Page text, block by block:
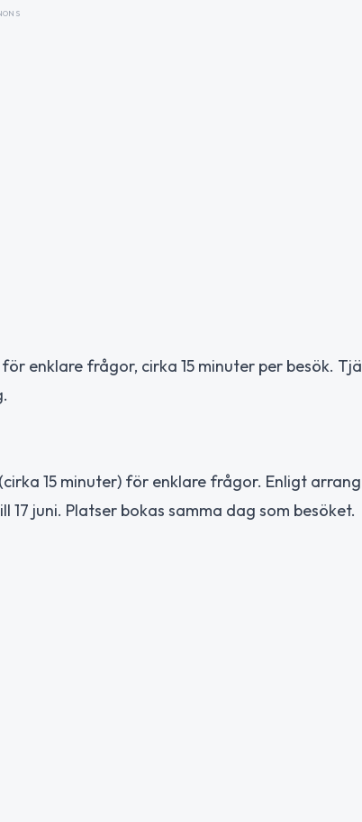
enklare frågor, cirka 15 minuter per besök.
15 minuter) för enklare frågor. Enligt
juni. Platser bokas samma dag som besöket.